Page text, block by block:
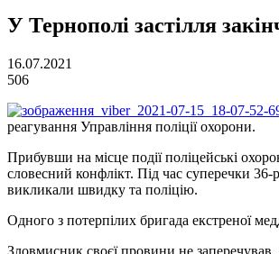
У Тернополі застілля
16.07.2021
506
реагування Управління поліції охорони.
Прибувши на місце події поліцейські
словесний конфлікт. Під час суперечки
викликали швидку та поліцію.
Одного з потерпілих бригада екстреної
Зловмисник своєї провини не